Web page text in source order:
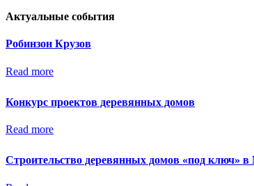
Актуальные события
Робинзон Крузов
Read more
Конкурс проектов деревянных домов
Read more
Строительство деревянных домов «под ключ»